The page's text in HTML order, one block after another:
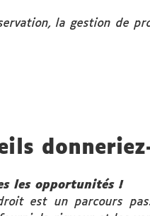
la gestion de
les opportunités !
est un parcours